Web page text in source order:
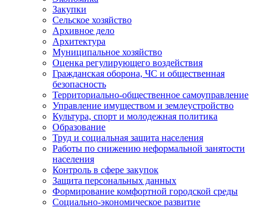
Закупки
Сельское хозяйство
Архивное дело
Архитектура
Муниципальное хозяйство
Оценка регулирующего воздействия
Гражданская оборона, ЧС и общественная
безопасность
Территориально-общественное самоуправление
Управление имуществом и землеустройство
Культура, спорт и молодежная политика
Образование
Труд и социальная защита населения
Работы по снижению неформальной занятости
населения
Контроль в сфере закупок
Защита персональных данных
Формирование комфортной городской среды
Социально-экономическое развитие